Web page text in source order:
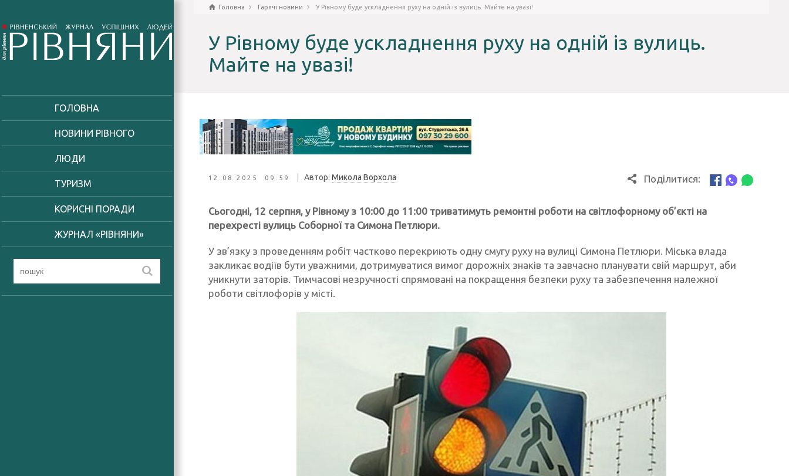
ГОЛОВНА
НОВИНИ РІВНОГО
ЛЮДИ
ТУРИЗМ
КОРИСНІ ПОРАДИ
ЖУРНАЛ «РІВНЯНИ»
Головна Гарячі новини У Рівному буде ускладнення руху на одній із вулиць. Майте на увазі!
У Рівному буде ускладнення руху на одній із вулиць.
Майте на увазі!
12.08.2025 09:59 Автор: Микола Ворхола Поділитися:
Сьогодні, 12 серпня, у Рівному з 10:00 до 11:00 триватимуть ремонтні роботи на світлофорному об’єкті на
перехресті вулиць Соборної та Симона Петлюри.
У зв’язку з проведенням робіт частково перекриють одну смугу руху на вулиці Симона Петлюри. Міська влада
закликає водіїв бути уважними, дотримуватися вимог дорожніх знаків та завчасно планувати свій маршрут, аби
уникнути заторів. Тимчасові незручності спрямовані на покращення безпеки руху та забезпечення належної
роботи світлофорів у місті.